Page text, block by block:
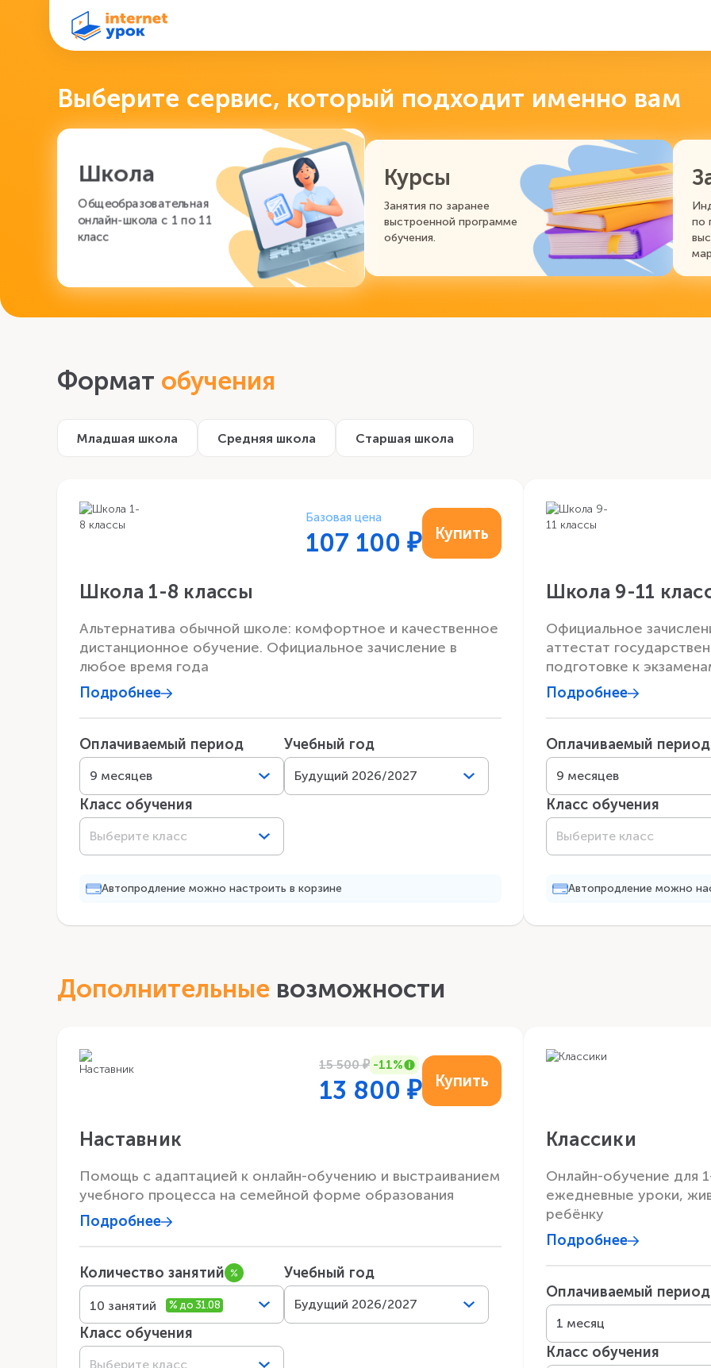
Выберите сервис, который подходит именно вам
Школа
Общеобразовательная
онлайн-школа с 1 по 11
класс
Курсы
Занятия по заранее
выстроенной программе
обучения.
по
Формат обучения
Младшая школа Средняя школа Старшая школа
Базовая цена
107 100 ₽ Купить
Школа 1-8 классы
Альтернатива обычной школе: комфортное и качественное
дистанционное обучение. Официальное зачисление в
любое время года
Подробнее
Оплачиваемый период
9 месяцев
Учебный год
Будущий 2026/2027
Класс обучения
Выберите класс
Автопродление можно настроить в корзине
Школа 9-11
Официальное
аттестат
подготовке к
Подробнее
Оплачиваемый период
9 месяцев
Класс обучения
Выберите класс
Автопродление можно
Дополнительные возможности
15 500₽ -11%
13 800 ₽ Купить
Наставник
Помощь с адаптацией к онлайн-обучению и выстраиванием
учебного процесса на семейной форме образования
Подробнее
Количество занятий
10 занятий
Учебный год
Будущий 2026/2027
Класс обучения
Выберите класс
Классики
Онлайн-обучение для
ежедневные уроки,
ребёнку
Подробнее
Оплачиваемый период
1 месяц
Класс обучения